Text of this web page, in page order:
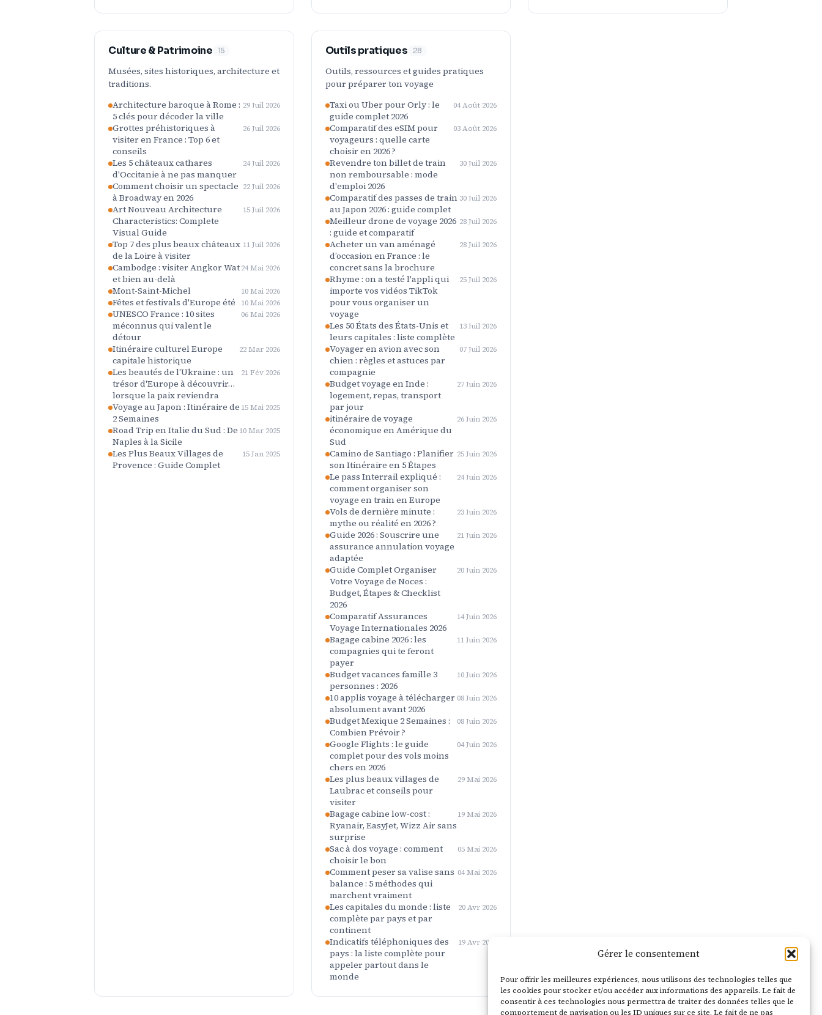
Gérer le consentement
Pour offrir les meilleures expériences, nous utilisons des technologies telles que
les cookies pour stocker et/ou accéder aux informations des appareils. Le fait de
consentir à ces technologies nous permettra de traiter des données telles que le
comportement de navigation ou les ID uniques sur ce site. Le fait de ne pas
Culture & Patrimoine 15
Musées, sites historiques, architecture et
traditions.
Architecture baroque à Rome :
5 clés pour décoder la ville
29 Juil 2026
Grottes préhistoriques à
visiter en France : Top 6 et
conseils
26 Juil 2026
Les 5 châteaux cathares
d'Occitanie à ne pas manquer
24 Juil 2026
Comment choisir un spectacle
à Broadway en 2026
22 Juil 2026
Art Nouveau Architecture
Characteristics: Complete
Visual Guide
15 Juil 2026
Top 7 des plus beaux châteaux
de la Loire à visiter
11 Juil 2026
Cambodge : visiter Angkor Wat
et bien au-delà
24 Mai 2026
Mont-Saint-Michel 10 Mai 2026
Fêtes et festivals d'Europe été 10 Mai 2026
UNESCO France : 10 sites
méconnus qui valent le
détour
06 Mai 2026
Itinéraire culturel Europe
capitale historique
22 Mar 2026
Les beautés de l'Ukraine : un
trésor d'Europe à découvrir…
lorsque la paix reviendra
21 Fév 2026
Voyage au Japon : Itinéraire de
2 Semaines
15 Mai 2025
Road Trip en Italie du Sud : De
Naples à la Sicile
10 Mar 2025
Les Plus Beaux Villages de
Provence : Guide Complet
15 Jan 2025
Outils pratiques 28
Outils, ressources et guides pratiques
pour préparer ton voyage
Taxi ou Uber pour Orly : le
guide complet 2026
04 Août 2026
Comparatif des eSIM pour
voyageurs : quelle carte
choisir en 2026 ?
03 Août 2026
Revendre ton billet de train
non remboursable : mode
d'emploi 2026
30 Juil 2026
Comparatif des passes de train
au Japon 2026 : guide complet
30 Juil 2026
Meilleur drone de voyage 2026
: guide et comparatif
28 Juil 2026
Acheter un van aménagé
d’occasion en France : le
concret sans la brochure
28 Juil 2026
Rhyme : on a testé l'appli qui
importe vos vidéos TikTok
pour vous organiser un
voyage
25 Juil 2026
Les 50 États des États-Unis et
leurs capitales : liste complète
13 Juil 2026
Voyager en avion avec son
chien : règles et astuces par
compagnie
07 Juil 2026
Budget voyage en Inde :
logement, repas, transport
par jour
27 Juin 2026
itinéraire de voyage
économique en Amérique du
Sud
26 Juin 2026
Camino de Santiago : Planifier
son Itinéraire en 5 Étapes
25 Juin 2026
Le pass Interrail expliqué :
comment organiser son
voyage en train en Europe
24 Juin 2026
Vols de dernière minute :
mythe ou réalité en 2026 ?
23 Juin 2026
Guide 2026 : Souscrire une
assurance annulation voyage
adaptée
21 Juin 2026
Guide Complet Organiser
Votre Voyage de Noces :
Budget, Étapes & Checklist
2026
20 Juin 2026
Comparatif Assurances
Voyage Internationales 2026
14 Juin 2026
Bagage cabine 2026 : les
compagnies qui te feront
payer
11 Juin 2026
Budget vacances famille 3
personnes : 2026
10 Juin 2026
10 applis voyage à télécharger
absolument avant 2026
08 Juin 2026
Budget Mexique 2 Semaines :
Combien Prévoir ?
08 Juin 2026
Google Flights : le guide
complet pour des vols moins
chers en 2026
04 Juin 2026
Les plus beaux villages de
Laubrac et conseils pour
visiter
29 Mai 2026
Bagage cabine low-cost :
Ryanair, EasyJet, Wizz Air sans
surprise
19 Mai 2026
Sac à dos voyage : comment
choisir le bon
05 Mai 2026
Comment peser sa valise sans
balance : 5 méthodes qui
marchent vraiment
04 Mai 2026
Les capitales du monde : liste
complète par pays et par
continent
20 Avr 2026
Indicatifs téléphoniques des
pays : la liste complète pour
appeler partout dans le
monde
19 Avr 2026